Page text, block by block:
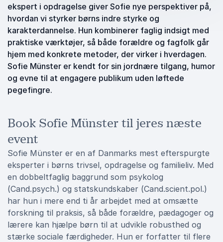
ekspert i opdragelse giver Sofie nye perspektiver på,
hvordan vi styrker børns indre styrke og
karakterdannelse. Hun kombinerer faglig indsigt med
praktiske værktøjer, så både forældre og fagfolk går
hjem med konkrete metoder, der virker i hverdagen.
Sofie Münster er kendt for sin jordnære tilgang, humor
og evne til at engagere publikum uden løftede
pegefingre.
Book Sofie Münster til jeres næste
event
Sofie Münster er en af Danmarks mest efterspurgte
eksperter i børns trivsel, opdragelse og familieliv. Med
en dobbeltfaglig baggrund som psykolog
(Cand.psych.) og statskundskaber (Cand.scient.pol.)
har hun i mere end ti år arbejdet med at omsætte
forskning til praksis, så både forældre, pædagoger og
lærere kan hjælpe børn til at udvikle robusthed og
stærke sociale færdigheder. Hun er forfatter til flere